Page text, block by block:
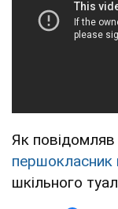
Як повідомляв
першокласник
шкільного